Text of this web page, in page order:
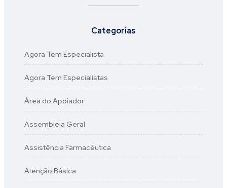
Categorias
Agora Tem Especialista
Agora Tem Especialistas
Área do Apoiador
Assembleia Geral
Assistência Farmacêutica
Atenção Básica